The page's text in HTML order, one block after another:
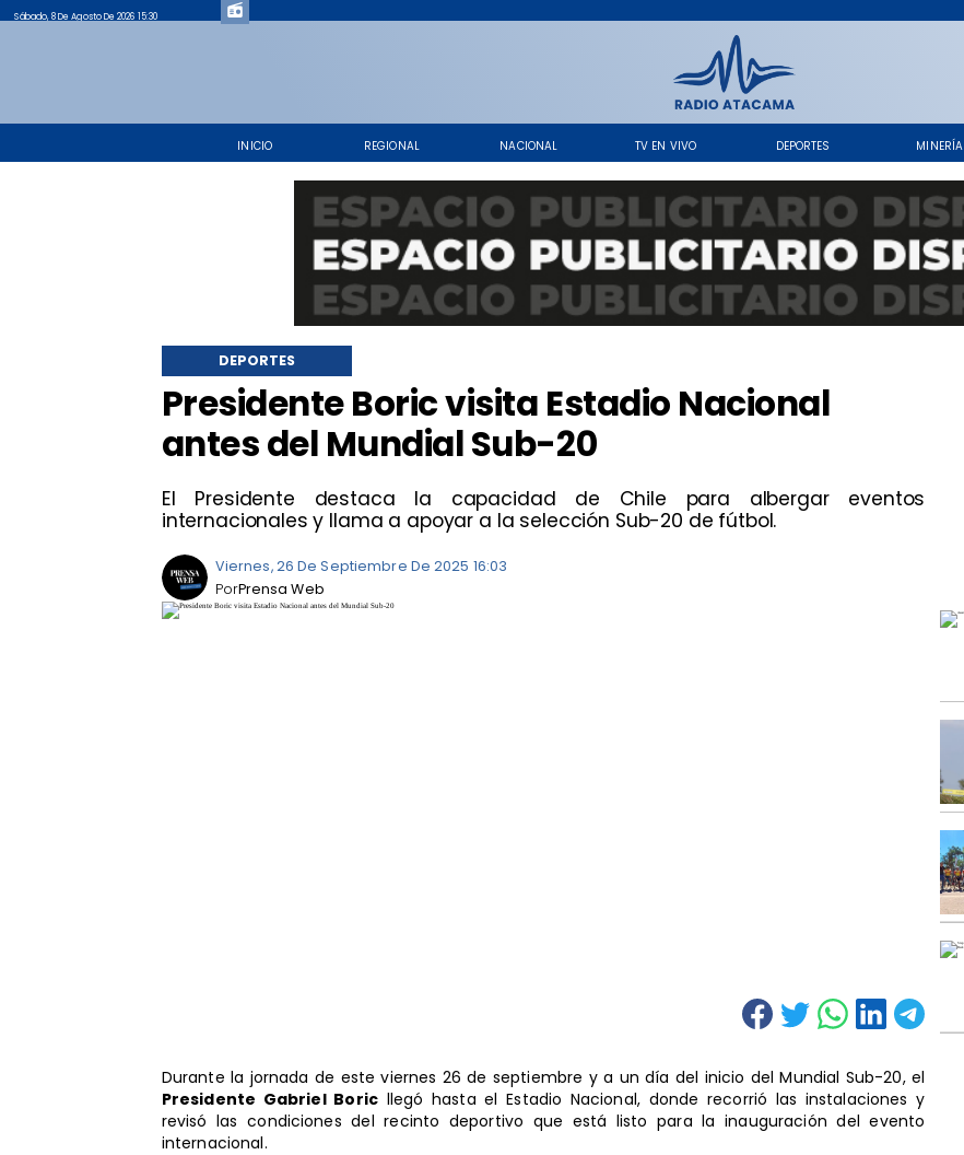
INICIO REGIONAL NACIONAL TV EN VIVO DEPORTES MINERÍA
Sábado, 8 De Agosto De 2026 15:30
Presidente Boric visita Estadio Nacional
antes del Mundial Sub-20
El Presidente destaca la capacidad de Chile para albergar eventos
internacionales y llama a apoyar a la selección Sub-20 de fútbol.
DEPORTES
Viernes, 26 De Septiembre De 2025 16:03
Prensa Web
Por
Durante la jornada de este viernes 26 de septiembre y a un día del inicio del Mundial Sub-20, el
Presidente Gabriel Boric llegó hasta el Estadio Nacional, donde recorrió las instalaciones y
revisó las condiciones del recinto deportivo que está listo para la inauguración del evento
internacional.